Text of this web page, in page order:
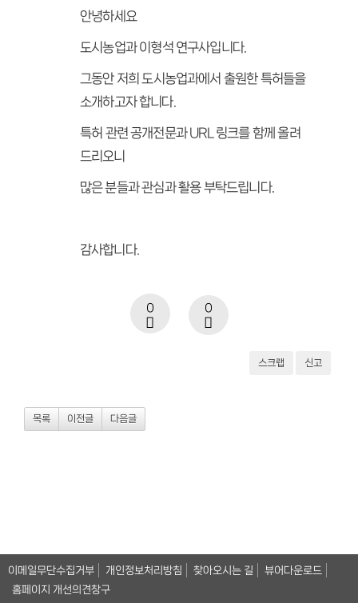
안녕하세요
도시농업과 이형석 연구사입니다.
그동안 저희 도시농업과에서 출원한 특허들을
소개하고자 합니다.
특허 관련 공개전문과 URL 링크를 함께 올려
드리오니
많은 분들과 관심과 활용 부탁드립니다.
감사합니다.
0 0
스크랩 신고
목록 이전글 다음글
이메일무단수집거부 개인정보처리방침 찾아오시는 길
뷰어다운로드
홈페이지 개선의견창구